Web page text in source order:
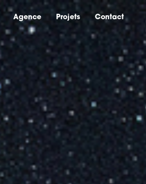
Agence Projets Contact
Agence Projets Contact